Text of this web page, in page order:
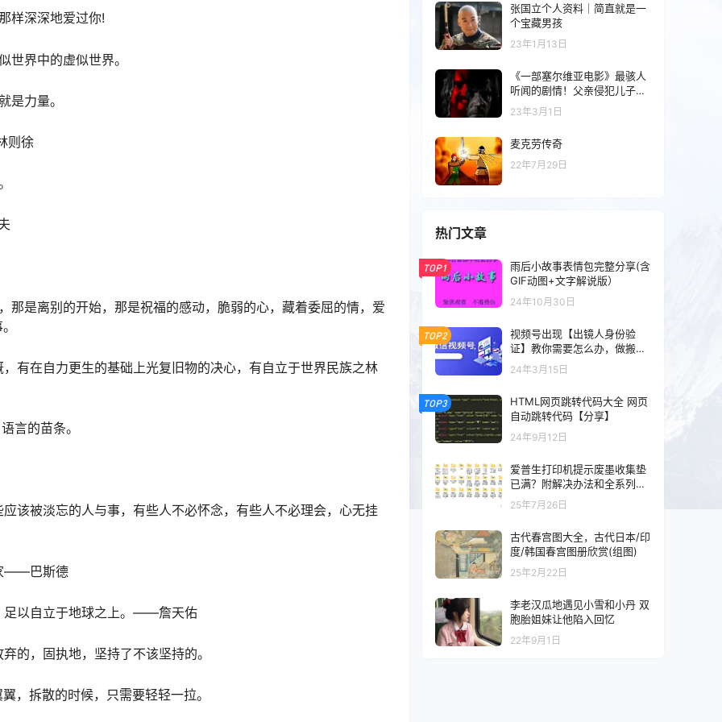
样深深地爱过你!
世界中的虚似世界。
是力量。
则徐
那是离别的开始，那是祝福的感动，脆弱的心，藏着委屈的情，爱
有在自力更生的基础上光复旧物的决心，有自立于世界民族之林
言的苗条。
该被淡忘的人与事，有些人不必怀念，有些人不必理会，心无挂
——巴斯德
足以自立于地球之上。——詹天佑
的，固执地，坚持了不该坚持的。
，拆散的时候，只需要轻轻一拉。
张国立个人资料｜简直就是一
个宝藏男孩
23年1月13日
《一部塞尔维亚电影》最骇人
听闻的剧情！父亲侵犯儿子，
朋友侵犯母亲
23年3月1日
麦克劳传奇
22年7月29日
热门文章
TOP1
雨后小故事表情包完整分享(含
GIF动图+文字解说版）
24年10月30日
TOP2
视频号出现【出镜人身份验
证】教你需要怎么办，做搬运
以及混剪的可以看一下
24年3月15日
TOP3
HTML网页跳转代码大全 网页
自动跳转代码【分享】
24年9月12日
爱普生打印机提示废墨收集垫
已满？附解决办法和全系列清
零工具和教程
25年7月26日
古代春宫图大全，古代日本/印
度/韩国春宫图册欣赏(组图)
25年2月22日
李老汉瓜地遇见小雪和小丹 双
胞胎姐妹让他陷入回忆
22年9月1日